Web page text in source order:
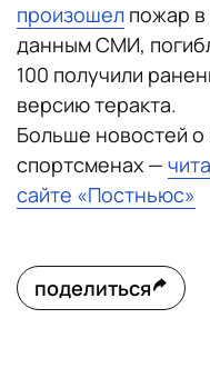
произошел пожар
данным СМИ,
100 получили
версию теракта.
Больше новостей о
спортсменах —
сайте «Постньюс»
поделиться